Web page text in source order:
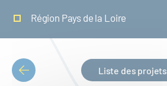
Région Pays de la Loire
PAGINATION
Liste des projets